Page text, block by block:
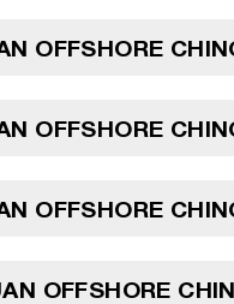
OFFSHORE
OFFSHORE
OFFSHORE
OFFSHORE